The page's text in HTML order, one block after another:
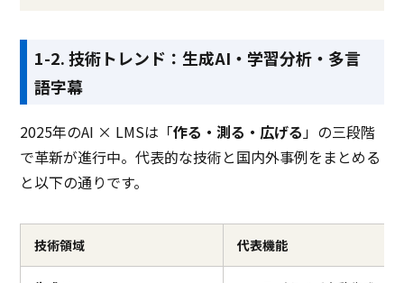
1-2. 技術トレンド：生成AI・学習分析・多言
語字幕
2025年のAI × LMSは「作る・測る・広げる」の三段階
で革新が進行中。代表的な技術と国内外事例をまとめる
と以下の通りです。
技術領域 代表機能